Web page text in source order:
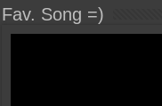
Fav. Song =)